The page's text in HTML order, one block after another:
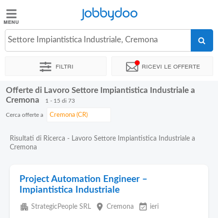
Jobbydoo
Offerte
Stipendi
professioni
Jobbydoo
Settore Impiantistica Industriale, Cremona
Filtri Ricevi le offerte
Offerte di Lavoro Settore Impiantistica Industriale a
Cremona
1 - 15 di 73
Cerca offerte a
Risultati di Ricerca - Lavoro Settore Impiantistica Industriale a
Cremona
Project Automation Engineer –
Impiantistica Industriale
apartment StrategicPeople SRL place Cremona event_available ieri